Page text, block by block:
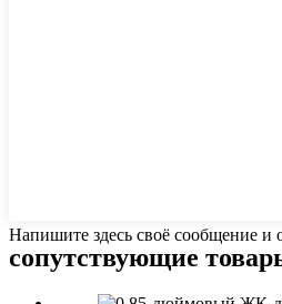
Напишите здесь своё сообщение и
сопутствующие